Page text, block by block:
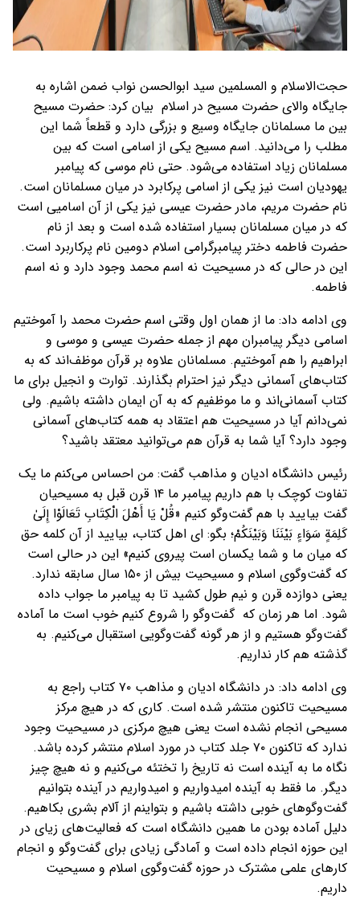
حجت‌الاسلام و المسلمین سید ابوالحسن نواب ضمن اشاره به
جایگاه والای حضرت مسیح در اسلام بیان کرد: حضرت مسیح
بین ما مسلمانان جایگاه وسیع و بزرگی دارد و قطعاً شما این
مطلب را می‌دانید. اسم مسیح یکی از اسامی است که بین
مسلمانان زیاد استفاده می‌شود. حتی نام موسی که پیامبر
یهودیان است نیز یکی از اسامی پرکابرد در میان مسلمانان است.
نام حضرت مریم، مادر حضرت عیسی نیز یکی از آن اسامیی است
که در میان مسلمانان بسیار استفاده شده است و بعد از نام
حضرت فاطمه دختر پیامبرگرامی اسلام دومین نام پرکاربرد است.
این در حالی که در مسیحیت نه اسم محمد وجود دارد و نه اسم
فاطمه.
وی ادامه داد: ما از همان اول وقتی اسم حضرت محمد را آموختیم
اسامی دیگر پیامبران مهم از جمله حضرت عیسی و موسی و
ابراهیم را هم آموختیم. مسلمانان علاوه بر قرآن موظف‌اند که به
کتاب‌های آسمانی دیگر نیز احترام بگذارند. توارت و انجیل برای ما
کتاب آسمانی‌اند و ما موظفیم که به آن ایمان داشته باشیم. ولی
نمی‌دانم آیا در مسیحیت هم اعتقاد به همه کتاب‌های آسمانی
وجود دارد؟ آیا شما به قرآن هم می‌توانید معتقد باشید؟
رئیس دانشگاه ادیان و مذاهب گفت: من احساس می‌کنم ما یک
تفاوت کوچک با هم داریم پیامبر ما ۱۴ قرن قبل به مسیحیان
گفت بیایید با هم گفت‌وگو کنیم «قُلْ يَا أَهْلَ الْكِتَابِ تَعَالَوْا إِلَىٰ
كَلِمَةٍ سَوَاءٍ بَيْنَنَا وَبَيْنَكُمْ؛ بگو: ای اهل کتاب، بیایید از آن کلمه حق
که میان ما و شما یکسان است پیروی کنیم» این در حالی است
که گفت‌وگوی اسلام و مسیحیت بیش از ۱۵۰ سال سابقه ندارد.
یعنی دوازده قرن و نیم طول کشید تا به پیامبر ما جواب داده
شود. اما هر زمان که گفت‌وگو را شروع کنیم خوب است ما آماده
گفت‌وگو هستیم و از هر گونه گفت‌وگویی استقبال می‌کنیم. به
گذشته هم کار نداریم.
وی ادامه داد: در دانشگاه ادیان و مذاهب ۷۰ کتاب راجع به
مسیحیت تاکنون منتشر شده است. کاری که در هیچ مرکز
مسیحی انجام نشده است یعنی هیچ مرکزی در مسیحیت وجود
ندارد که تاکنون ۷۰ جلد کتاب در مورد اسلام منتشر کرده باشد.
نگاه ما به آینده است نه تاریخ را تختئه می‌کنیم و نه هیچ چیز
دیگر. ما فقط به آینده امیدواریم و امیدواریم در آینده بتوانیم
گفت‌وگوهای خوبی داشته باشیم و بتواینم از آلام بشری بکاهیم.
دلیل آماده بودن ما همین دانشگاه است که فعالیت‌های زیای در
این حوزه انجام داده است و آمادگی زیادی برای گفت‌وگو و انجام
کارهای علمی مشترک در حوزه گفت‌وگوی اسلام و مسیحیت
داریم.